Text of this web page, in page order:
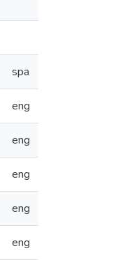
spa
eng
eng
eng
eng
eng